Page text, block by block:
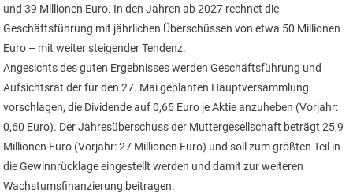
und 39 Millionen Euro. In den Jahren ab 2027 rechnet die
Geschäftsführung mit jährlichen Überschüssen von etwa 50 Millionen
Euro – mit weiter steigender Tendenz.
Angesichts des guten Ergebnisses werden Geschäftsführung und
Aufsichtsrat der für den 27. Mai geplanten Hauptversammlung
vorschlagen, die Dividende auf 0,65 Euro je Aktie anzuheben (Vorjahr:
0,60 Euro). Der Jahresüberschuss der Muttergesellschaft beträgt 25,9
Millionen Euro (Vorjahr: 27 Millionen Euro) und soll zum größten Teil in
die Gewinnrücklage eingestellt werden und damit zur weiteren
Wachstumsfinanzierung beitragen.